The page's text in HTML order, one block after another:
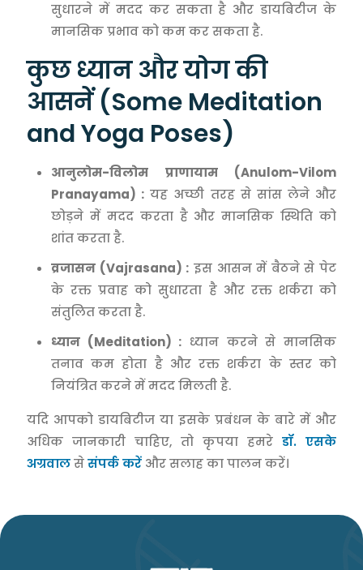
सुधारने में मदद कर सकता है और डायबिटीज के
मानसिक प्रभाव को कम कर सकता है.
कुछ ध्यान और योग की
आसनें (Some Meditation
and Yoga Poses)
आनुलोम-विलोम प्राणायाम (Anulom-Vilom
Pranayama) : यह अच्छी तरह से सांस लेने और
छोड़ने में मदद करता है और मानसिक स्थिति को
शांत करता है.
व्रजासन (Vajrasana) : इस आसन में बैठने से पेट
के रक्त प्रवाह को सुधारता है और रक्त शर्करा को
संतुलित करता है.
ध्यान (Meditation) : ध्यान करने से मानसिक
तनाव कम होता है और रक्त शर्करा के स्तर को
नियंत्रित करने में मदद मिलती है.
यदि आपको डायबिटीज या इसके प्रबंधन के बारे में और
अधिक जानकारी चाहिए, तो कृपया हमरे डॉ. एसके
अग्रवालसेसंपर्क करें और सलाह का पालन करें।